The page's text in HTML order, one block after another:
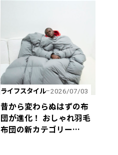
料金無料キャンペーンを
実施！
ライフスタイル 2026/07/03
昔から変わらぬはずの布
団が進化！ おしゃれ羽毛
布団の新カテゴリー